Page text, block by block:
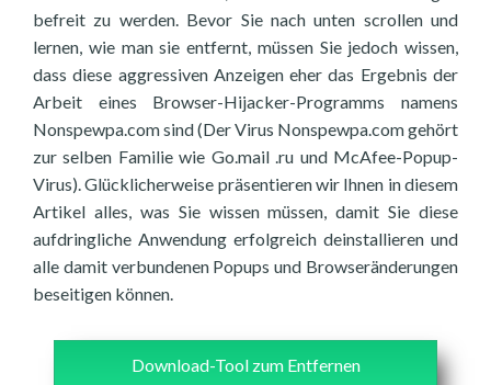
befreit zu werden. Bevor Sie nach unten scrollen und
lernen, wie man sie entfernt, müssen Sie jedoch wissen,
dass diese aggressiven Anzeigen eher das Ergebnis der
Arbeit eines Browser-Hijacker-Programms namens
Nonspewpa.com sind (Der Virus Nonspewpa.com gehört
zur selben Familie wie Go.mail .ru und McAfee-Popup-
Virus). Glücklicherweise präsentieren wir Ihnen in diesem
Artikel alles, was Sie wissen müssen, damit Sie diese
aufdringliche Anwendung erfolgreich deinstallieren und
alle damit verbundenen Popups und Browseränderungen
beseitigen können.
Download-Tool zum Entfernen